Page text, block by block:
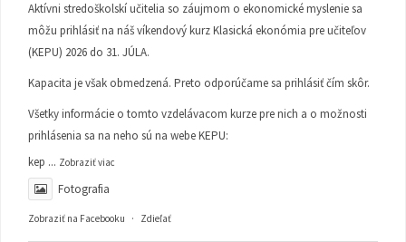
Aktívni stredoškolskí učitelia so záujmom o ekonomické myslenie sa
môžu prihlásiť na náš víkendový kurz Klasická ekonómia pre učiteľov
(KEPU) 2026 do 31. JÚLA.
Kapacita je však obmedzená. Preto odporúčame sa prihlásiť čím skôr.
Všetky informácie o tomto vzdelávacom kurze pre nich a o možnosti
prihlásenia sa na neho sú na webe KEPU:
kep ... Zobraziť viac
Fotografia
Zobraziť na Facebooku · Zdieľať